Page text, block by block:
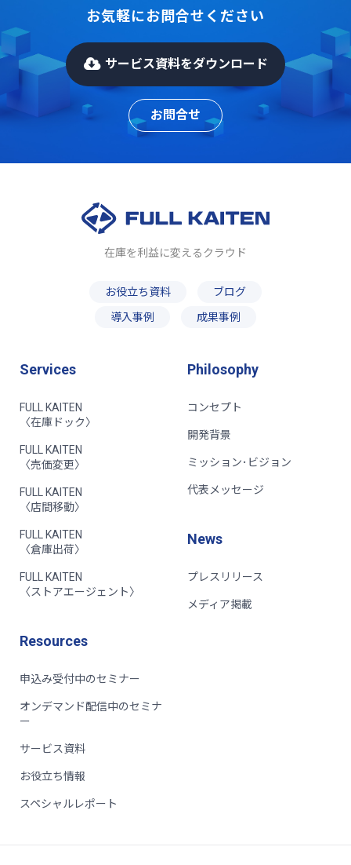
お気軽にお問合せください
サービス資料をダウンロード
お問合せ
在庫を利益に変えるクラウド
お役立ち資料
ブログ
導入事例
成果事例
Services
FULL KAITEN
〈在庫ドック〉
FULL KAITEN
〈売価変更〉
FULL KAITEN
〈店間移動〉
FULL KAITEN
〈倉庫出荷〉
FULL KAITEN
〈ストアエージェント〉
Philosophy
コンセプト
開発背景
ミッション･ビジョン
代表メッセージ
News
プレスリリース
メディア掲載
Resources
申込み受付中のセミナー
オンデマンド配信中のセミナ
ー
サービス資料
お役立ち情報
スペシャルレポート